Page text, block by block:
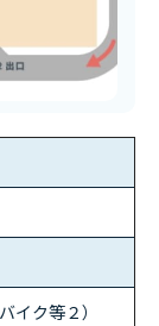
ク等２）